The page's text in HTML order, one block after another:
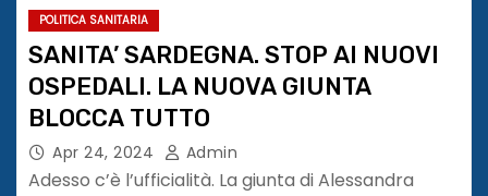
POLITICA SANITARIA
SANITA’ SARDEGNA. STOP AI NUOVI
OSPEDALI. LA NUOVA GIUNTA
BLOCCA TUTTO
Apr 24, 2024 Admin
Adesso c’è l’ufficialità. La giunta di Alessandra